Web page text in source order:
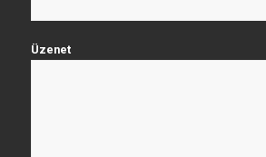
Üzenet